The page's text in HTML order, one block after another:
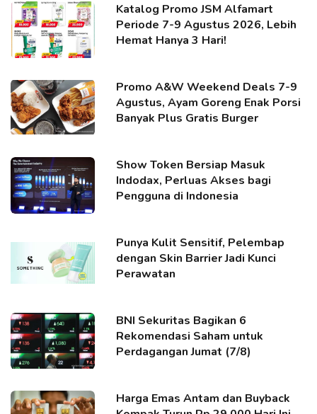
Katalog Promo JSM Alfamart
Periode 7-9 Agustus 2026, Lebih
Hemat Hanya 3 Hari!
Promo A&W Weekend Deals 7-9
Agustus, Ayam Goreng Enak Porsi
Banyak Plus Gratis Burger
Show Token Bersiap Masuk
Indodax, Perluas Akses bagi
Pengguna di Indonesia
Punya Kulit Sensitif, Pelembap
dengan Skin Barrier Jadi Kunci
Perawatan
BNI Sekuritas Bagikan 6
Rekomendasi Saham untuk
Perdagangan Jumat (7/8)
Harga Emas Antam dan Buyback